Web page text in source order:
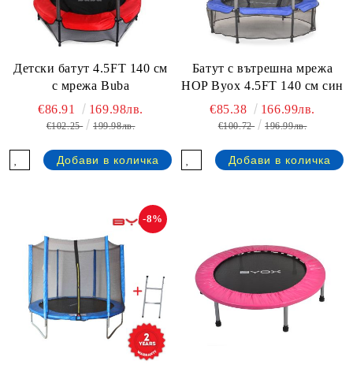
Детски батут 4.5FT 140 см
с мрежа Buba
€86.91 169.98лв.
€102.25 199.98лв.
Батут с вътрешна мрежа
HOP Byox 4.5FT 140 см син
€85.38 166.99лв.
€100.72 196.99лв.
-8%